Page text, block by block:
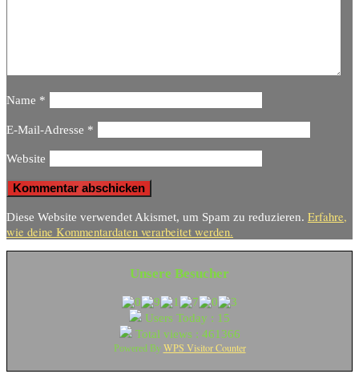
Name *
E-Mail-Adresse *
Website
Diese Website verwendet Akismet, um Spam zu reduzieren. Erfahre,
wie deine Kommentardaten verarbeitet werden.
Unsere Besucher
Users Today : 15
Total views : 461366
Powered By WPS Visitor Counter